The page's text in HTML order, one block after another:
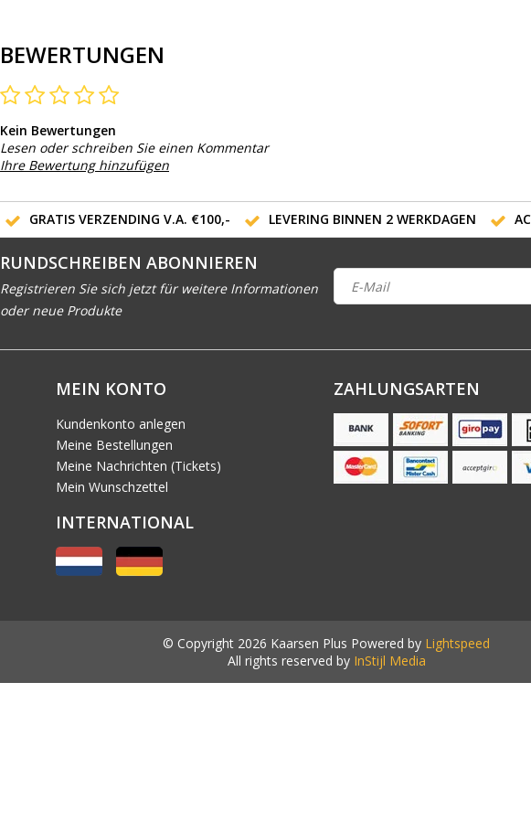
BEWERTUNGEN
Kein Bewertungen
Lesen oder schreiben Sie einen Kommentar
Ihre Bewertung hinzufügen
GRATIS VERZENDING V.A. €100,- LEVERING BINNEN 2 WERKDAGEN
RUNDSCHREIBEN ABONNIEREN
Registrieren Sie sich jetzt für weitere Informationen
oder neue Produkte
MEIN KONTO
Kundenkonto anlegen
Meine Bestellungen
Meine Nachrichten (Tickets)
Mein Wunschzettel
INTERNATIONAL
ZAHLUNGSARTEN
© Copyright 2026 Kaarsen Plus Powered by Lightspeed
All rights reserved by InStijl Media